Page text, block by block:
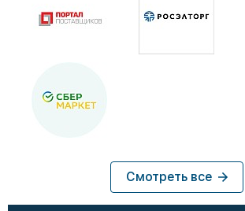
Смотреть все